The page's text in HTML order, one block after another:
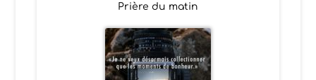
Prière du matin